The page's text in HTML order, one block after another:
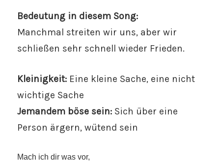
Bedeutung in diesem Song:
Manchmal streiten wir uns, aber wir
schließen sehr schnell wieder Frieden.
Kleinigkeit: Eine kleine Sache, eine nicht
wichtige Sache
Jemandem böse sein: Sich über eine
Person ärgern, wütend sein
Mach ich dir was vor,